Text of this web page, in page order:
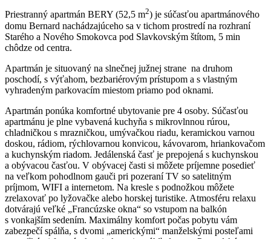
Priestranný apartmán BERY (52,5 m2) je súčasťou apartmánového
domu Bernard nachádzajúceho sa v tichom prostredí na rozhraní
Starého a Nového Smokovca pod Slavkovským štítom, 5 min
chôdze od centra.
Apartmán je situovaný na slnečnej južnej strane na druhom
poschodí, s výťahom, bezbariérovým prístupom a s vlastným
vyhradeným parkovacím miestom priamo pod oknami.
Apartmán ponúka komfortné ubytovanie pre 4 osoby. Súčasťou
apartmánu je plne vybavená kuchyňa s mikrovlnnou rúrou,
chladničkou s mrazničkou, umývačkou riadu, keramickou varnou
doskou, rádiom, rýchlovarnou konvicou, kávovarom, hriankovačom
a kuchynským riadom. Jedálenská časť je prepojená s kuchynskou
a obývacou časťou. V obývacej časti si môžete príjemne posedieť
na veľkom pohodlnom gauči pri pozeraní TV so satelitným
príjmom, WIFI a internetom. Na kresle s podnožkou môžete
zrelaxovať po lyžovačke alebo horskej turistike. Atmosféru relaxu
dotvárajú veľké „Francúzske okna“ so vstupom na balkón
s vonkajším sedením. Maximálny komfort počas pobytu vám
zabezpečí spálňa, s dvomi „americkými“ manželskými posteľami